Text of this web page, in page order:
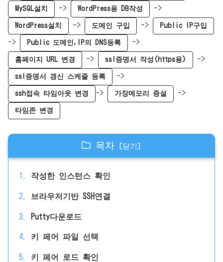
MySQL설치 -> WordPress용 DB작성 ->
WordPress설치 -> 도메인 구입 -> Public IP구입
-> Public 도메인,IP의 DNS등록 ->
홈페이지 URL 변경 -> ssl증명서 작성(https용) ->
ssl증명서 갱신 스케줄 등록 ->
ssh접속 타임아웃 변경 -> 가장메모리 증설 ->
타임존 변경
목차
작성한 인스턴스 확인
브라우저기반 SSH연결
Putty다운로드
키 페어 파일 선택
키 페어 로드 확인